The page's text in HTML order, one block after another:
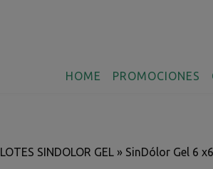
HOME PROMOCIONES
LOTES SINDOLOR GEL » SinDólor Gel 6